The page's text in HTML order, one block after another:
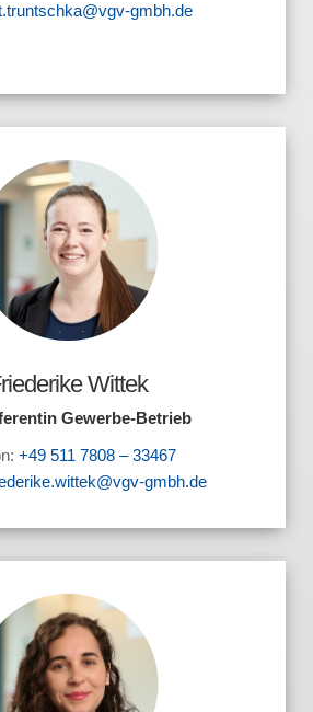
gmbh.de
Wittek
Gewerbe-Betrieb
+49 511 7808 – 33467
gmbh.de